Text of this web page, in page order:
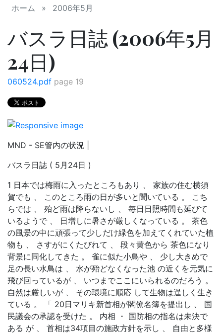
ホーム » 2006年5月
バスラ日誌 (2006年5月
24日)
060524.pdf page 19
MND - SE管内の状況 |
バスラ日誌 ( 5月24日 )
1 日本では梅雨に入ったところもあり 、 家族の住む横須
賀でも 、 このところ雨の日が多いと聞いている 。 こち
らでは 、 殆ど雨は降らないし 、 毎日日照時間も延びて
いるようで 、 日増しに暑さが厳しくなっている 。 茶色
の風景の中に頑張って少しだけ緑色を加えてくれていた植
物も 、 さすがにくたびれて 、 段々黄色から 茶色になり
背景に同化してきた 。 雀に似た小鳥や 、 少し大きめで
足の長い水鳥は 、 水が殆どなくなった池 の近くを元気に
飛び回っているが 、 いつまでここにいられるのだろう 。
自然は厳しいが 、 その環境に順応 して生物は逞しく生き
ている 。 「 20日マリキ新首相が閣僚名簿を提出し 、 国
民議会の承認を受けた 。 内相 ・ 国防相の指名は未決で
ある が 、 首相は34項目の施政方針を示し 、 自由と多様